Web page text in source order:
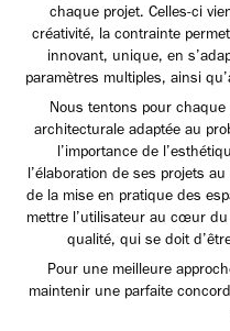
chaque projet. Celles-ci
créativité, la contrainte
innovant, unique, en
paramètres multiples, ainsi
Nous tentons pour
architecturale adaptée au
l’importance de
l’élaboration de ses projets
de la mise en pratique des
mettre l’utilisateur au cœur
qualité, qui se doit
Pour une meilleure
maintenir une parfaite